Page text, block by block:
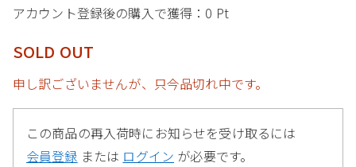
アカウント登録後の購入で獲得： 0 Pt
SOLD OUT
申し訳ございませんが、只今品切れ中です。
この商品の再入荷時にお知らせを受け取るには
会員登録 または ログイン が必要です。